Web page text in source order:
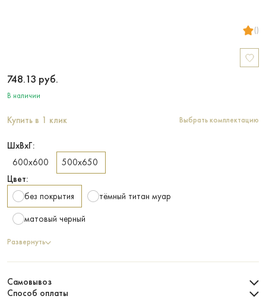
()
748.13 руб.
В наличии
Купить в 1 клик Выбрать комплектацию
ШхВхГ:
600х600
500х650
Цвет:
без покрытия
тёмный титан муар
матовый черный
Развернуть
Самовывоз
Способ оплаты